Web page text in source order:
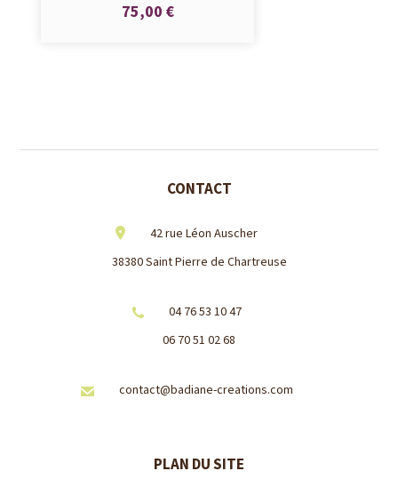
75,00 €
CONTACT
42 rue Léon Auscher
38380 Saint Pierre de Chartreuse
04 76 53 10 47
06 70 51 02 68
contact@badiane-creations.com
PLAN DU SITE